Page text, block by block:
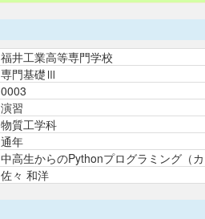
福井工業高等専門学校
専門基礎Ⅲ
0003
演習
物質工学科
通年
中高生からのPythonプログラミング（
佐々 和洋